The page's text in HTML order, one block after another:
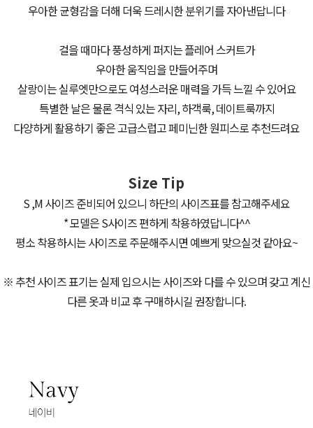
우아한 균형감을 더해 더욱 드레시한 분위기를 자아낸답니다
걸을 때마다 풍성하게 퍼지는 플레어 스커트가
우아한 움직임을 만들어주며
살랑이는 실루엣만으로도 여성스러운 매력을 가득 느낄 수 있어요
특별한 날은 물론 격식 있는 자리, 하객룩, 데이트룩까지
다양하게 활용하기 좋은 고급스럽고 페미닌한 원피스로 추천드려요
Size Tip
S ,M 사이즈 준비되어 있으니 하단의 사이즈표를 참고해주세요
* 모델은 S사이즈 편하게 착용하였답니다^^
평소 착용하시는 사이즈로 주문해주시면 예쁘게 맞으실것 같아요~
※ 추천 사이즈 표기는 실제 입으시는 사이즈와 다를 수 있으며 갖고 계신
다른 옷과 비교 후 구매하시길 권장합니다.